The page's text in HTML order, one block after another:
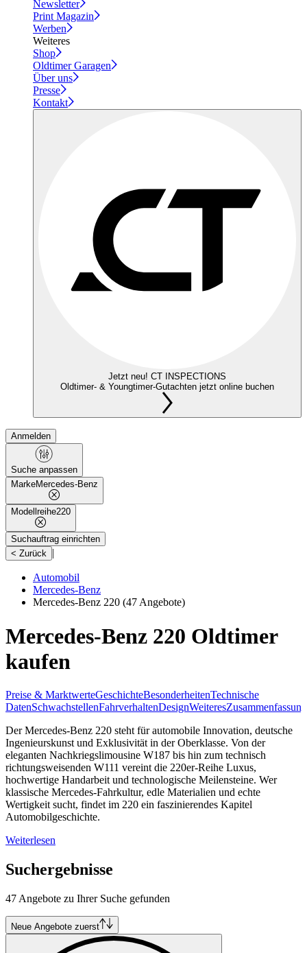
Newsletter
Print Magazin
Werben
Weiteres
Shop
Oldtimer Garagen
Über uns
Presse
Kontakt
Jetzt neu! CT INSPECTIONS
Oldtimer- & Youngtimer-Gutachten jetzt online buchen
Anmelden
Suche anpassen
MarkeMercedes-Benz
Modellreihe220
Suchauftrag einrichten
< Zurück |
Automobil
Mercedes-Benz
Mercedes-Benz 220 (47 Angebote)
Mercedes-Benz 220 Oldtimer
kaufen
Preise & MarktwerteGeschichteBesonderheitenTechnische
DatenSchwachstellenFahrverhaltenDesignWeiteresZusammenfassung
Der Mercedes-Benz 220 steht für automobile Innovation, deutsche
Ingenieurskunst und Exklusivität in der Oberklasse. Von der
eleganten Nachkriegslimousine W187 bis hin zum technisch
richtungsweisenden W111 vereint die 220er-Reihe Luxus,
hochwertige Handarbeit und technologische Meilensteine. Wer
klassische Mercedes-Fahrkultur, edle Materialien und echte
Wertigkeit sucht, findet im 220 ein faszinierendes Kapitel
Automobilgeschichte.
Weiterlesen
Suchergebnisse
47 Angebote zu Ihrer Suche gefunden
Neue Angebote zuerst